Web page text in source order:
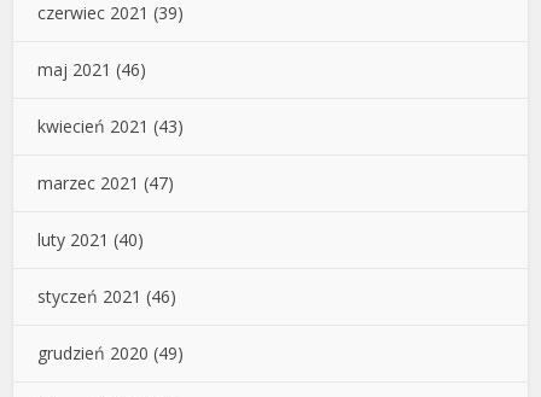
czerwiec 2021 (39)
maj 2021 (46)
kwiecień 2021 (43)
marzec 2021 (47)
luty 2021 (40)
styczeń 2021 (46)
grudzień 2020 (49)